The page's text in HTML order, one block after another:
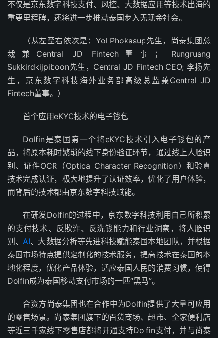
不仅是京东数字科技支付、风控、大数据应用等技术出海的
重要里程碑，还将进一步推动泰国步入无现金社会。
（从左至右依次是：Yol Phokasup先生，尚泰集团总
裁兼Central JD Fintech董事； Rungruang
Sukkirdkijpiboon先生，Central JD Fintech CEO; 李扬先
生，京东数字科技海外业务部高级总监兼Central JD
Fintech董事。）
首个应用eKYC技术的电子钱包
Dolfin是泰国第一个将eKYC技术引入电子钱包的产
品，将原本耗时繁琐的线下身份验证环节，通过线上人脸识
别、证件OCR（Optical Character Recognition）和验真
技术完成认证，极大地提升了认证效率，优化了用户体验，
而背后的技术都由京东数字科技赋能。
在研发Dolfin的过程中，京东数字科技利用自己所积累
的支付技术、反欺诈、反洗钱能力和行业洞察，将人脸识
别、AI、大数据分析等先进科技赋能泰国本地团队，并根据
泰国市场特点提供定制化的技术服务，提高技术在泰国的本
地化程度，优化产品体验，适应泰国人民的消费习惯，使得
Dolfin成为泰国移动支付市场的一匹“黑马”。
合资方尚泰集团也在合作中为Dolfin提供了大量可应用
的零售场景。尚泰集团旗下的百货商场、超市、全家便利店
等近三千家线下零售店都将开通支持Dolfin支付，并与尚泰